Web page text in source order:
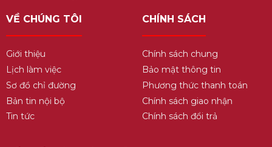
VỀ CHÚNG TÔI
Giới thiệu
Lịch làm việc
Sơ đồ chỉ đường
Bản tin nội bộ
Tin tức
CHÍNH SÁCH
Chính sách chung
Bảo mật thông tin
Phương thức thanh toán
Chính sách giao nhận
Chính sách đổi trả